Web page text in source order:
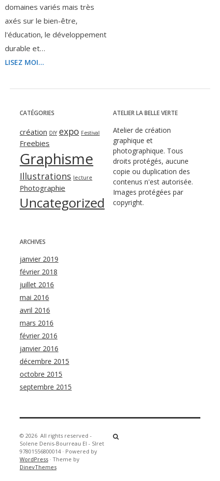
domaines variés mais très
axés sur le bien-être,
l'éducation, le développement
durable et…
LISEZ MOI...
CATÉGORIES
création DIY expo Festival
Freebies
Graphisme
Illustrations lecture
Photographie
Uncategorized
ATELIER LA BELLE VERTE
Atelier de création
graphique et
photographique. Tous
droits protégés, aucune
copie ou duplication des
contenus n'est autorisée.
Images protégées par
copyright.
ARCHIVES
janvier 2019
février 2018
juillet 2016
mai 2016
avril 2016
mars 2016
février 2016
janvier 2016
décembre 2015
octobre 2015
septembre 2015
© 2026 All rights reserved -
Solene Denis-Bourreau EI - SIret
97801556800014 · Powered by
WordPress · Theme by
DinevThemes